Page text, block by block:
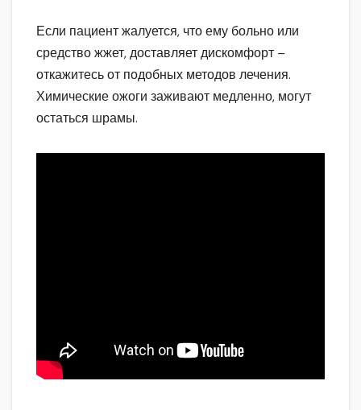
Если пациент жалуется, что ему больно или
средство жжет, доставляет дискомфорт –
откажитесь от подобных методов лечения.
Химические ожоги заживают медленно, могут
остаться шрамы.